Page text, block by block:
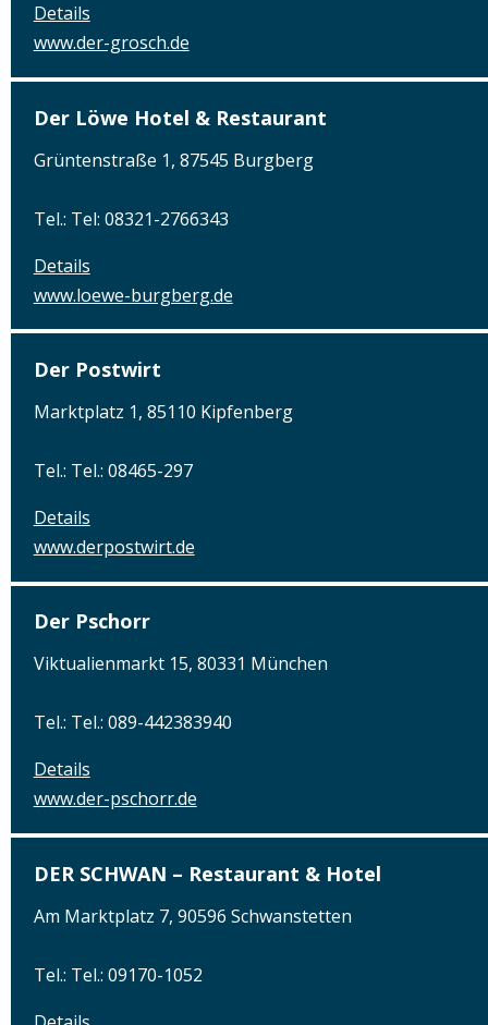
Details
www.der-grosch.de
Der Löwe Hotel & Restaurant
Grüntenstraße 1, 87545 Burgberg
Tel.: Tel: 08321-2766343
Details
www.loewe-burgberg.de
Der Postwirt
Marktplatz 1, 85110 Kipfenberg
Tel.: Tel.: 08465-297
Details
www.derpostwirt.de
Der Pschorr
Viktualienmarkt 15, 80331 München
Tel.: Tel.: 089-442383940
Details
www.der-pschorr.de
DER SCHWAN – Restaurant & Hotel
Am Marktplatz 7, 90596 Schwanstetten
Tel.: Tel.: 09170-1052